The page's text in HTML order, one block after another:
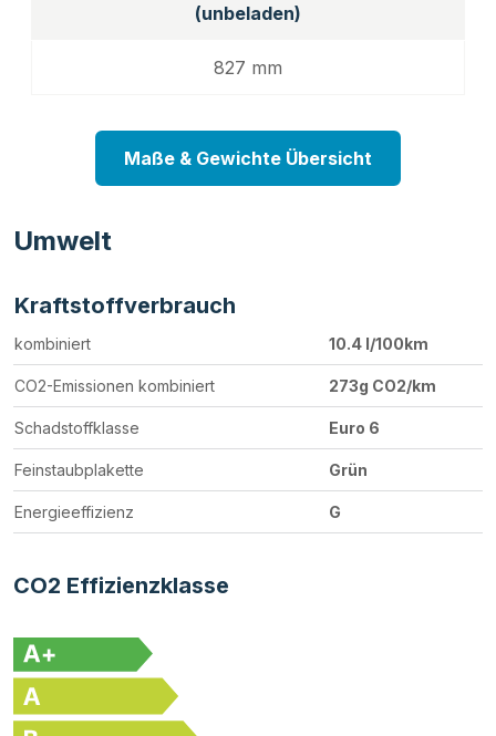
(unbeladen)
827 mm
Maße & Gewichte Übersicht
Umwelt
Kraftstoffverbrauch
kombiniert 10.4 l/100km
CO2-Emissionen kombiniert 273g CO2/km
Schadstoffklasse Euro 6
Feinstaubplakette Grün
Energieeffizienz G
CO2 Effizienzklasse